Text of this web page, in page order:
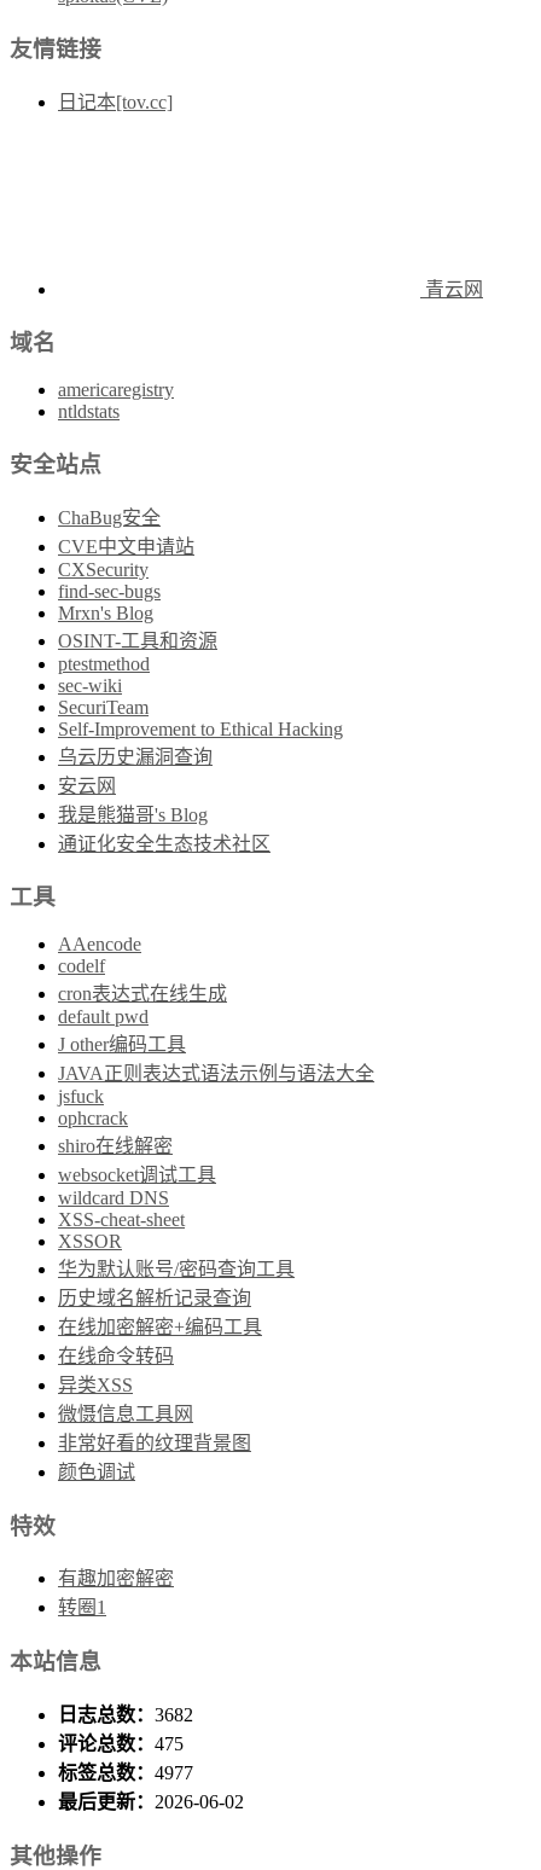
友情链接
日记本[tov.cc]
青云网
域名
americaregistry
ntldstats
安全站点
ChaBug安全
CVE中文申请站
CXSecurity
find-sec-bugs
Mrxn's Blog
OSINT-工具和资源
ptestmethod
sec-wiki
SecuriTeam
Self-Improvement to Ethical Hacking
乌云历史漏洞查询
安云网
我是熊猫哥's Blog
通证化安全生态技术社区
工具
AAencode
codelf
cron表达式在线生成
default pwd
J other编码工具
JAVA正则表达式语法示例与语法大全
jsfuck
ophcrack
shiro在线解密
websocket调试工具
wildcard DNS
XSS-cheat-sheet
XSSOR
华为默认账号/密码查询工具
历史域名解析记录查询
在线加密解密+编码工具
在线命令转码
异类XSS
微慑信息工具网
非常好看的纹理背景图
颜色调试
特效
有趣加密解密
转圈1
本站信息
日志总数： 3682
评论总数： 475
标签总数： 4977
最后更新： 2026-06-02
其他操作